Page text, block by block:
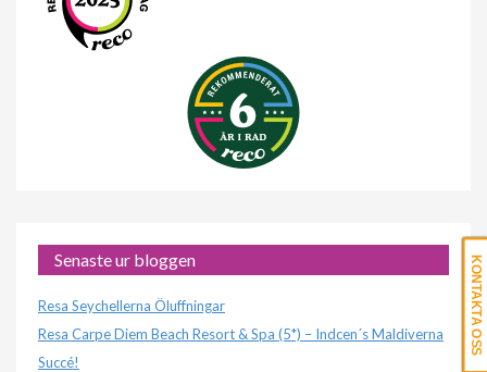
Senaste ur bloggen
Resa Seychellerna Öluffningar
Resa Carpe Diem Beach Resort & Spa (5*) – Indcen´s Maldiverna
Succé!
KONTAKTA OSS